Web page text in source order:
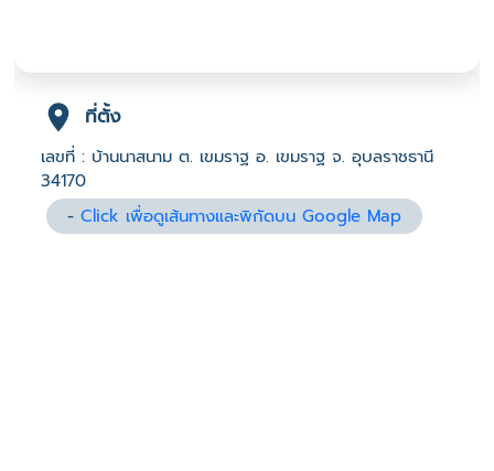
ที่ตั้ง
เลขที่ : บ้านนาสนาม ต. เขมราฐ อ. เขมราฐ จ. อุบลราชธานี
34170
-Click เพื่อดูเส้นทางและพิกัดบน Google Map